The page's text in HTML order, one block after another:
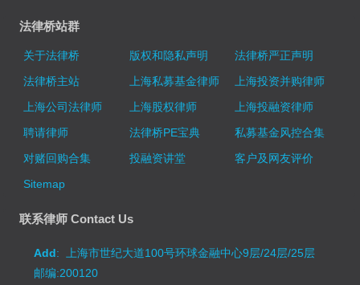
法律桥站群
关于法律桥 版权和隐私声明
法律桥严正声明
法律桥主站
上海私募基金律师
上海投资并购律师
上海公司法律师
上海股权律师
上海投融资律师
聘请律师
法律桥PE宝典
私募基金风控合集
对赌回购合集
投融资讲堂
客户及网友评价
Sitemap
联系律师 Contact Us
Add: 上海市世纪大道100号环球金融中心9层/24层/25层
邮编:200120